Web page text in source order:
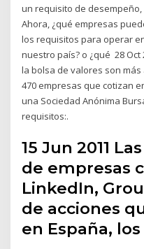
un requisito de
Ahora, ¿qué empresas
los requisitos para operar
nuestro país? o ¿qué 28
la bolsa de valores son
470 empresas que cotizan
una Sociedad Anónima
requisitos:.
15 Jun 2011
de empresas
LinkedIn,
de acciones
en España,